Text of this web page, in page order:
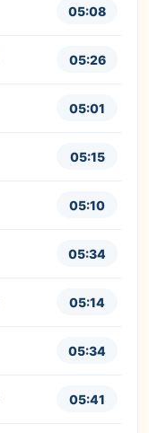
05:08
05:26
05:01
05:15
05:10
05:34
05:14
05:34
05:41